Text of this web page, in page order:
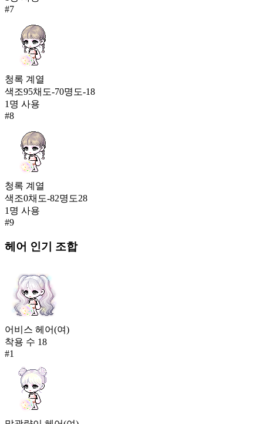
#7
청록 계열
색조95채도-70명도-18
1 명 사용
#8
청록 계열
색조0채도-82명도28
1 명 사용
#9
헤어 인기 조합
어비스 헤어(여)
착용 수 18
#1